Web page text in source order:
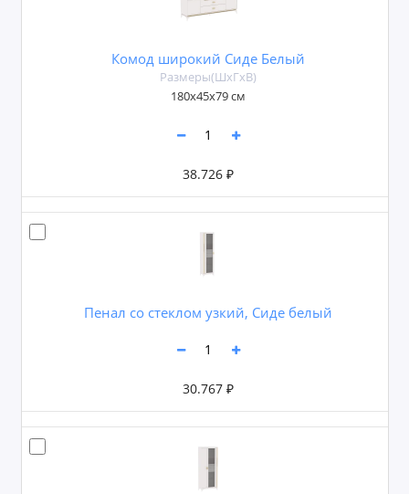
Комод широкий Сиде Белый
Размеры(ШxГxВ)
180х45х79 см
38.726 ₽
Пенал со стеклом узкий, Сиде белый
30.767 ₽